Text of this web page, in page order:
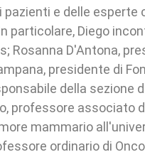
pazienti e delle esperte
particolare, Diego
Rosanna D'Antona,
presidente di
della sezione
professore associato
mammario
ordinario di